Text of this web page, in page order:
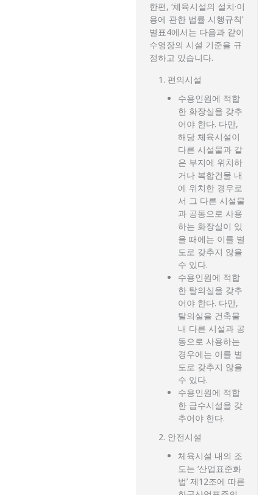
한편, ‘체육시설의 설치·이
용에 관한 법률 시행규칙’
별표4에서는 다음과 같이
수영장의 시설 기준을 규
정하고 있습니다.
편의시설
수용인원에 적합
한 화장실을 갖추
어야 한다. 다만,
해당 체육시설이
다른 시설물과 같
은 부지에 위치하
거나 복합건물 내
에 위치한 경우로
서 그 다른 시설물
과 공동으로 사용
하는 화장실이 있
을 때에는 이를 별
도로 갖추지 않을
수 있다.
수용인원에 적합
한 탈의실을 갖추
어야 한다. 다만,
탈의실을 건축물
내 다른 시설과 공
동으로 사용하는
경우에는 이를 별
도로 갖추지 않을
수 있다.
수용인원에 적합
한 급수시설을 갖
추어야 한다.
안전시설
체육시설 내의 조
도는 ‘산업표준화
법’ 제12조에 따른